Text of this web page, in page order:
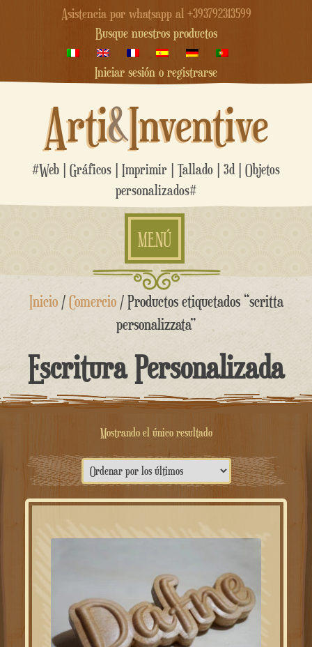
Asistencia por whatsapp al +393792313599
Busque nuestros productos
Iniciar sesión o registrarse
Arti&Inventive
#Web | Gráficos | Imprimir | Tallado | 3d | Objetos
personalizados#
MENÚ
saltar
Inicio/Comercio/ Productos etiquetados “scritta
personalizzata”
Escritura Personalizada
Mostrando el único resultado